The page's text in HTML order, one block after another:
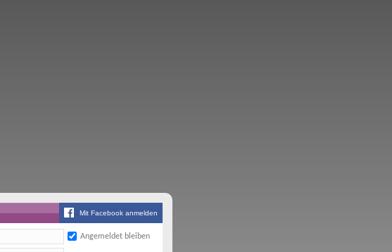
Mit Facebook anmelden
Angemeldet bleiben